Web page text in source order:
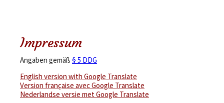
Impressum
Angaben gemäß § 5 DDG
English version with Google Translate
Version française avec Google Translate
Nederlandse versie met Google Translate